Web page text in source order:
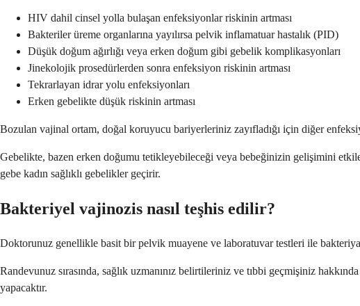
HIV dahil cinsel yolla bulaşan enfeksiyonlar riskinin artması
Bakteriler üreme organlarına yayılırsa pelvik inflamatuar hastalık (PID)
Düşük doğum ağırlığı veya erken doğum gibi gebelik komplikasyonları
Jinekolojik prosedürlerden sonra enfeksiyon riskinin artması
Tekrarlayan idrar yolu enfeksiyonları
Erken gebelikte düşük riskinin artması
Bozulan vajinal ortam, doğal koruyucu bariyerleriniz zayıfladığı için diğer
Gebelikte, bazen erken doğumu tetikleyebileceği veya bebeğinizin gelişimini
gebe kadın sağlıklı gebelikler geçirir.
Bakteriyel vajinozis nasıl teşhis edilir?
Doktorunuz genellikle basit bir pelvik muayene ve laboratuvar testleri ile
Randevunuz sırasında, sağlık uzmanınız belirtileriniz ve tıbbi geçmişiniz
yapacaktır.